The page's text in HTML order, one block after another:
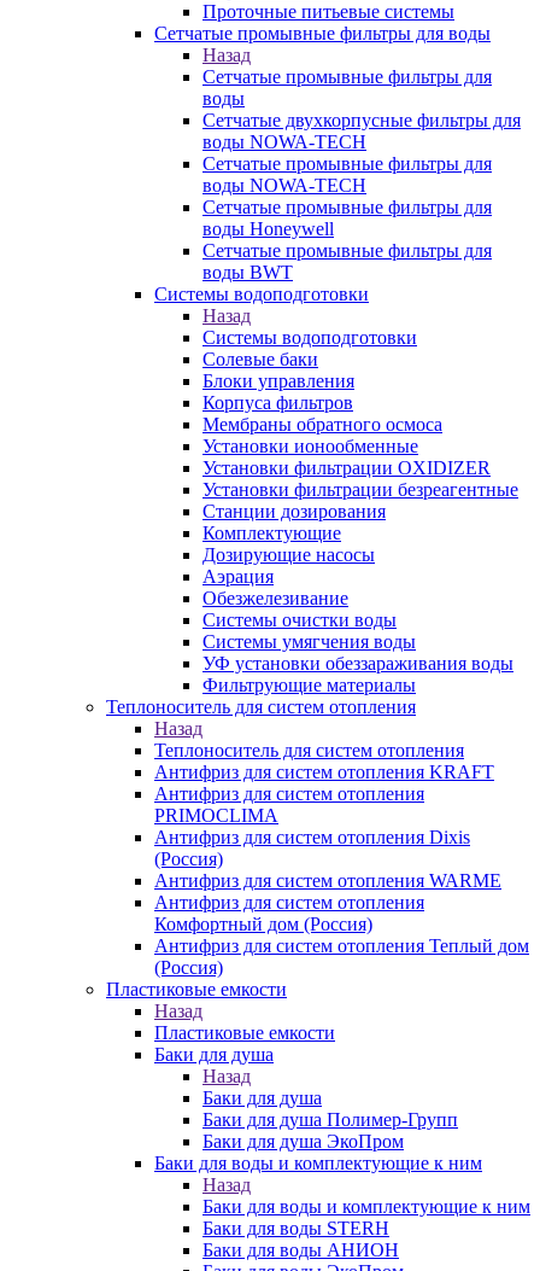
Проточные питьевые системы
Сетчатые промывные фильтры для воды
Назад
Сетчатые промывные фильтры для
воды
Сетчатые двухкорпусные фильтры для
воды NOWA-TECH
Сетчатые промывные фильтры для
воды NOWA-TECH
Сетчатые промывные фильтры для
воды Honeywell
Сетчатые промывные фильтры для
воды BWT
Системы водоподготовки
Назад
Системы водоподготовки
Солевые баки
Блоки управления
Корпуса фильтров
Мембраны обратного осмоса
Установки ионообменные
Установки фильтрации OXIDIZER
Установки фильтрации безреагентные
Станции дозирования
Комплектующие
Дозирующие насосы
Аэрация
Обезжелезивание
Системы очистки воды
Системы умягчения воды
УФ установки обеззараживания воды
Фильтрующие материалы
Теплоноситель для систем отопления
Назад
Теплоноситель для систем отопления
Антифриз для систем отопления KRAFT
Антифриз для систем отопления
PRIMOCLIMA
Антифриз для систем отопления Dixis
(Россия)
Антифриз для систем отопления WARME
Антифриз для систем отопления
Комфортный дом (Россия)
Антифриз для систем отопления Теплый дом
(Россия)
Пластиковые емкости
Назад
Пластиковые емкости
Баки для душа
Назад
Баки для душа
Баки для душа Полимер-Групп
Баки для душа ЭкоПром
Баки для воды и комплектующие к ним
Назад
Баки для воды и комплектующие к ним
Баки для воды STERH
Баки для воды АНИОН